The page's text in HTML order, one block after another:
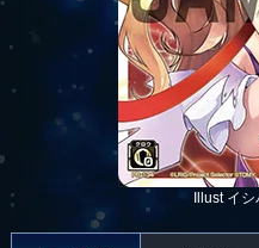
Illust イ